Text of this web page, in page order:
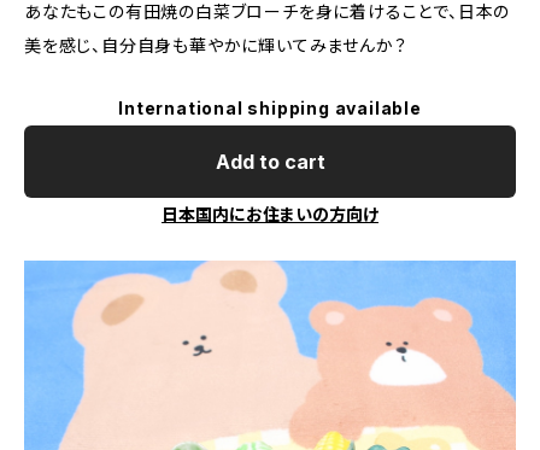
あなたもこの有田焼の白菜ブローチを身に着けることで、日本の
美を感じ、自分自身も華やかに輝いてみませんか？
International shipping available
Add to cart
日本国内にお住まいの方向け